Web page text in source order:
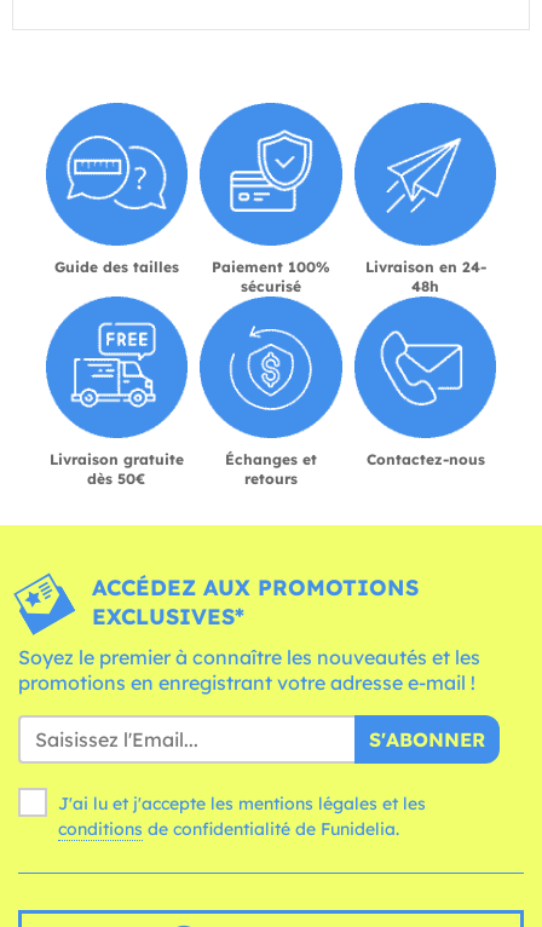
Guide des tailles
Paiement 100%
sécurisé
Livraison en 24-
48h
Livraison gratuite
dès 50€
Échanges et
retours
Contactez-nous
ACCÉDEZ AUX PROMOTIONS
EXCLUSIVES*
Soyez le premier à connaître les nouveautés et les
promotions en enregistrant votre adresse e-mail !
S'ABONNER
J'ai lu et j'accepte les mentions légales et les
conditions de confidentialité de Funidelia.